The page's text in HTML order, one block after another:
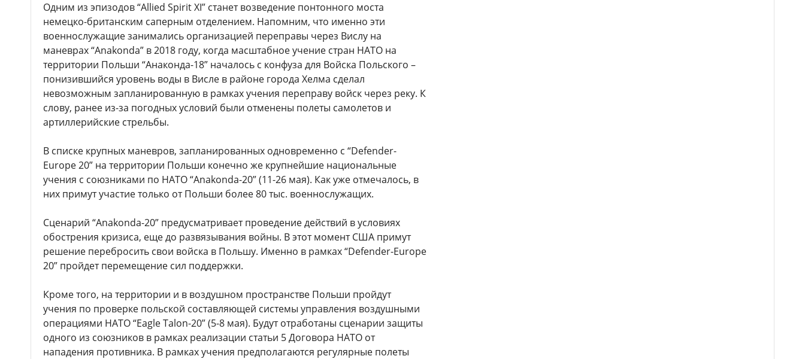
Одним из эпизодов “Allied Spirit XI” станет возведение понтонного моста
немецко-британским саперным отделением. Напомним, что именно эти
военнослужащие занимались организацией переправы через Вислу на
маневрах “Anakondа” в 2018 году, когда масштабное учение стран НАТО на
территории Польши “Анаконда-18” началось с конфуза для Войска Польского –
понизившийся уровень воды в Висле в районе города Хелма сделал
невозможным запланированную в рамках учения переправу войск через реку. К
слову, ранее из-за погодных условий были отменены полеты самолетов и
артиллерийские стрельбы.
В списке крупных маневров, запланированных одновременно с “Defender-
Europe 20” на территории Польши конечно же крупнейшие национальные
учения с союзниками по НАТО “Anakonda-20” (11-26 мая). Как уже отмечалось, в
них примут участие только от Польши более 80 тыс. военнослужащих.
Сценарий “Anakonda-20” предусматривает проведение действий в условиях
обострения кризиса, еще до развязывания войны. В этот момент США примут
решение перебросить свои войска в Польшу. Именно в рамках “Defender-Europe
20” пройдет перемещение сил поддержки.
Кроме того, на территории и в воздушном пространстве Польши пройдут
учения по проверке польской составляющей системы управления воздушными
операциями НАТО “Eagle Talon-20” (5-8 мая). Будут отработаны сценарии защиты
одного из союзников в рамках реализации статьи 5 Договора НАТО от
нападения противника. В рамках учения предполагаются регулярные полеты